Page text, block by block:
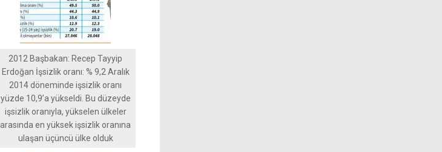
2012 Başbakan: Recep Tayyip
Erdoğan İşsizlik oranı: % 9,2 Aralık
2014 döneminde işsizlik oranı
yüzde 10,9’a yükseldi. Bu düzeyde
işsizlik oranıyla, yükselen ülkeler
arasında en yüksek işsizlik oranına
ulaşan üçüncü ülke olduk